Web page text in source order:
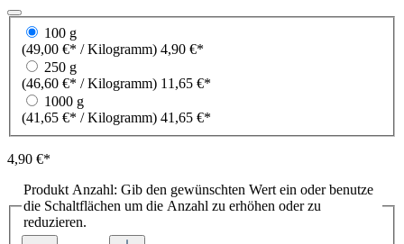
100 g
(49,00 €* / Kilogramm) 4,90 €*
250 g
(46,60 €* / Kilogramm) 11,65 €*
1000 g
(41,65 €* / Kilogramm) 41,65 €*
4,90 €*
Produkt Anzahl: Gib den gewünschten Wert ein oder benutze
die Schaltflächen um die Anzahl zu erhöhen oder zu
reduzieren.